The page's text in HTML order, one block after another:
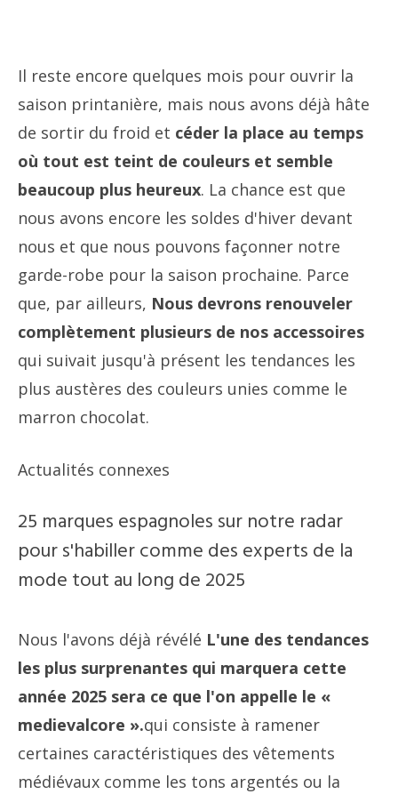
Il reste encore quelques mois pour ouvrir la
saison printanière, mais nous avons déjà hâte
de sortir du froid et céder la place au temps
où tout est teint de couleurs et semble
beaucoup plus heureux. La chance est que
nous avons encore les soldes d'hiver devant
nous et que nous pouvons façonner notre
garde-robe pour la saison prochaine. Parce
que, par ailleurs, Nous devrons renouveler
complètement plusieurs de nos accessoires
qui suivait jusqu'à présent les tendances les
plus austères des couleurs unies comme le
marron chocolat.
Actualités connexes
25 marques espagnoles sur notre radar
pour s'habiller comme des experts de la
mode tout au long de 2025
Nous l'avons déjà révélé L'une des tendances
les plus surprenantes qui marquera cette
année 2025 sera ce que l'on appelle le «
medievalcore ».qui consiste à ramener
certaines caractéristiques des vêtements
médiévaux comme les tons argentés ou la